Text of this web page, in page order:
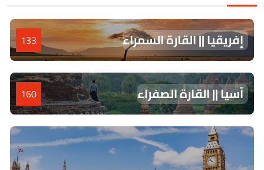
إفريقيا || القارة السمراء 133
آسيا || القارة الصفراء 160